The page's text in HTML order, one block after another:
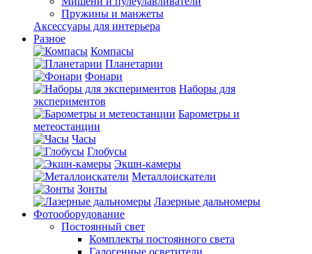
Пружины и манжеты
Аксессуары для интерьера
Разное
Компасы
Планетарии
Фонари
Наборы для
экспериментов
Барометры и
метеостанции
Часы
Глобусы
Экшн-камеры
Металлоискатели
Зонты
Лазерные дальномеры
Фотооборудование
Постоянный свет
Комплекты постоянного света
Галогенные осветители